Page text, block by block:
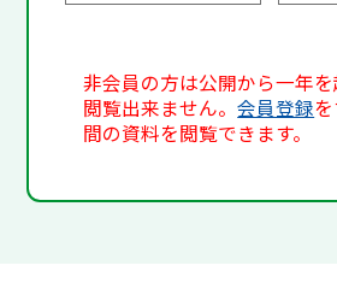
非会員の方は公開から一年
閲覧出来ません。会員登録
間の資料を閲覧できます。